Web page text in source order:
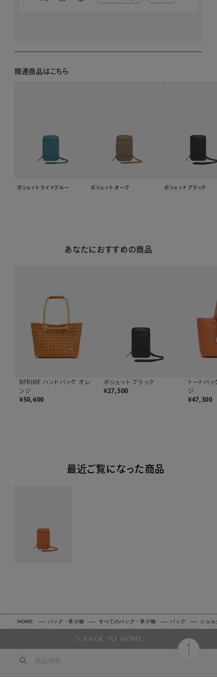
関連商品はこちら
ポシェット ライトブルー ポシェット オーク ポシェット ブラック
あなたにおすすめの商品
BPRIME ハンドバッグ オレ
ンジ
¥50,600
ポシェット ブラック
¥27,500
トートバ
ジ
¥47,300
最近ご覧になった商品
HOME バッグ・革小物 すべてのバッグ・革小物 バッグ ショル
BACK TO HOME